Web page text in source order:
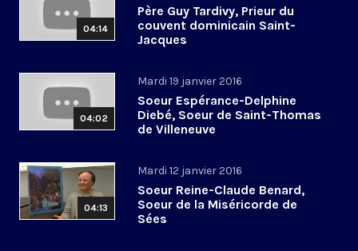
04:14
Père Guy Tardivy, Prieur du
couvent dominicain Saint-
Jacques
04:02
Mardi 19 janvier 2016
Soeur Espérance-Delphine
Diebé, Soeur de Saint-Thomas
de Villeneuve
04:13
Mardi 12 janvier 2016
Soeur Reine-Claude Benard,
Soeur de la Miséricorde de
Sées